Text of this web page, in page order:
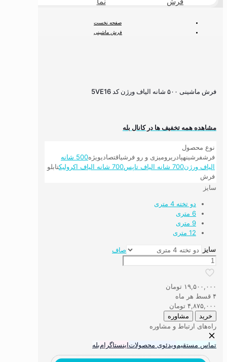
صفحه نخست
فرش ماشینی
فرش ماشینی ۵۰۰ شانه الیاف ورژن کد 5VE16
مشاهده همه تخفیف ها در کانال بله
نوع محصول
فرشفرشینهپادریرومیزی و رو فرشیاقتصادیویژه
500 شانه
الیاف ورژن700 شانه الیاف تاپس 700 شانه الیاف اکرولیک
تابلو
فرش
سایز
دو تخته 4 متری
6 متری
9 متری
12 متری
سایز
صاف
فرش
ماشینی
۵۰۰
شانه
الیاف
ورژن
کد
5VE16
عدد
۱۹,۵۰۰,۰۰۰ تومان
۴ قسط هر ماه
۴,۸۷۵,۰۰۰ تومان
خرید مشاوره
راه‌های ارتباط و مشاوره
تماس مستقیمویدئوی محصولاتاینستاگرامبله